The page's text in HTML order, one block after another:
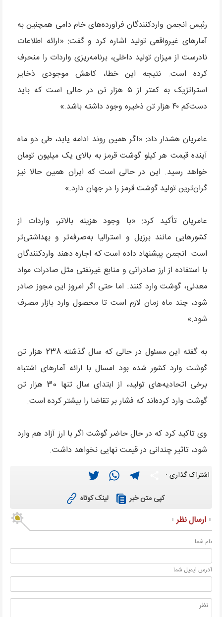
رئیس انجمن واردکنندگان فرآورده‌های خام دامی همچنین به
آمارهای غیرواقعی تولید اشاره کرد و گفت: «ارائه اطلاعات
نادرست از میزان تولید داخلی، برنامه‌ریزی واردات را منحرف
کرده است. نتیجه این خطا، کاهش موجودی ذخایر
استراتژیک به کمتر از ۵ هزار تن در حالی است که باید
دست‌کم ۴۰ هزار تن ذخیره وجود داشته باشد.»
عامریان هشدار داد: «اگر همین روند ادامه یابد، طی دو ماه
آینده قیمت هر کیلو گوشت قرمز به بالای یک میلیون تومان
خواهد رسید. این در حالی است که ایران همین حالا نیز
گران‌ترین تولید گوشت قرمز را در جهان دارد.»
عامریان تأکید کرد: «با وجود هزینه بالاتر، واردات از
کشورهایی مانند برزیل و استرالیا به‌صرفه‌تر و بهداشتی‌تر
است. انجمن پیشنهاد داده است که اجازه دهند واردکنندگان
با استفاده از ارز صادراتی و منابع غیرنفتی مثل صادرات مواد
معدنی، گوشت وارد کنند. اما حتی اگر امروز این مجوز صادر
شود، چند ماه زمان لازم است تا محصول وارد بازار مصرف
شود.»
به گفته این مسئول در حالی که سال گذشته 238 هزار تن
گوشت وارد کشور شده بود امسال با ارائه آمارهای اشتباه
برخی اتحادیه‌های تولید، از ابتدای سال تنها 30 هزار تن
گوشت وارد کرده‌اند که فشار بر تقاضا را بیشتر کرده است.
وی تاکید کرد که در حال حاضر گوشت اگر با ارز آزاد هم وارد
شود، تاثیر چندانی در قیمت نهایی نخواهد داشت.
اشتراک گذاری : Twitter
WhatsAppTelegram
کپی متن خبر لینک کوتاه
ارسال نظر
نام شما
آدرس ايميل شما